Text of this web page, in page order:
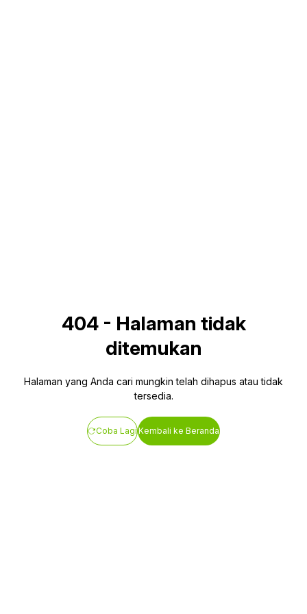
404- Halaman tidak
ditemukan
Halaman yang Anda cari mungkin telah dihapus atau tidak
tersedia.
Coba LagiKembali ke Beranda